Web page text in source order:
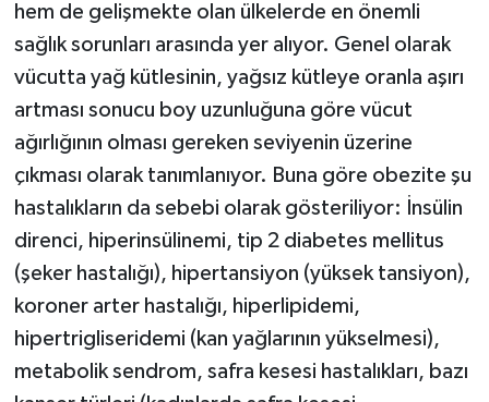
hem de gelişmekte olan ülkelerde en önemli
sağlık sorunları arasında yer alıyor. Genel olarak
vücutta yağ kütlesinin, yağsız kütleye oranla aşırı
artması sonucu boy uzunluğuna göre vücut
ağırlığının olması gereken seviyenin üzerine
çıkması olarak tanımlanıyor. Buna göre obezite şu
hastalıkların da sebebi olarak gösteriliyor: İnsülin
direnci, hiperinsülinemi, tip 2 diabetes mellitus
(şeker hastalığı), hipertansiyon (yüksek tansiyon),
koroner arter hastalığı, hiperlipidemi,
hipertrigliseridemi (kan yağlarının yükselmesi),
metabolik sendrom, safra kesesi hastalıkları, bazı